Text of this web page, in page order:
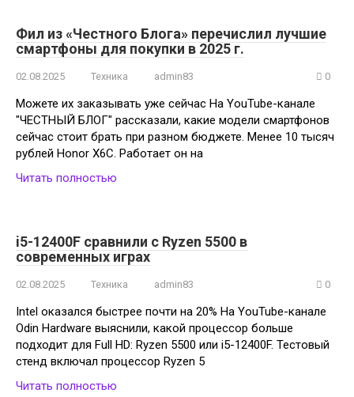
Фил из «Честного Блога» перечислил лучшие
смартфоны для покупки в 2025 г.
02.08.2025 Техника admin83 0
Можете их заказывать уже сейчас На YouTube-канале
"ЧЕСТНЫЙ БЛОГ" рассказали, какие модели смартфонов
сейчас стоит брать при разном бюджете. Менее 10 тысяч
рублей Honor X6C. Работает он на
Читать полностью
i5-12400F сравнили с Ryzen 5500 в
современных играх
02.08.2025 Техника admin83 0
Intel оказался быстрее почти на 20% На YouTube-канале
Odin Hardware выяснили, какой процессор больше
подходит для Full HD: Ryzen 5500 или i5-12400F. Тестовый
стенд включал процессор Ryzen 5
Читать полностью